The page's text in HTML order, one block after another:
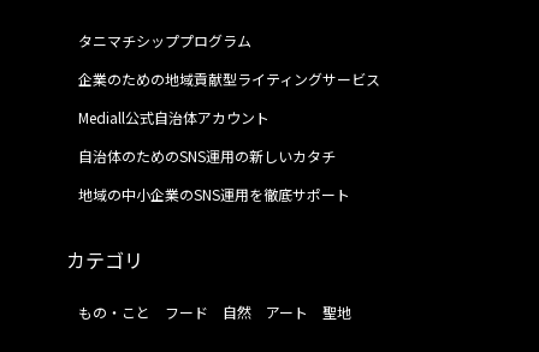
タニマチシッププログラム
企業のための地域貢献型ライティングサービス
Mediall公式自治体アカウント
自治体のためのSNS運用の新しいカタチ
地域の中小企業のSNS運用を徹底サポート
カテゴリ
もの・こと フード 自然 アート 聖地